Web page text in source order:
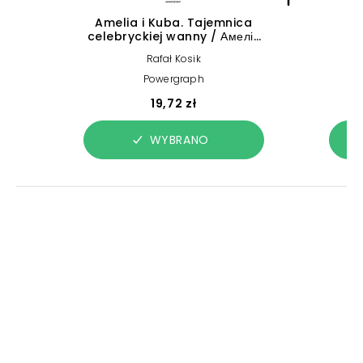
Amelia i Kuba. Tajemnica
celebryckiej wanny / Амелія
знаменитості
Rafał Kosik
Powergraph
19,72 zł
WYBRANO